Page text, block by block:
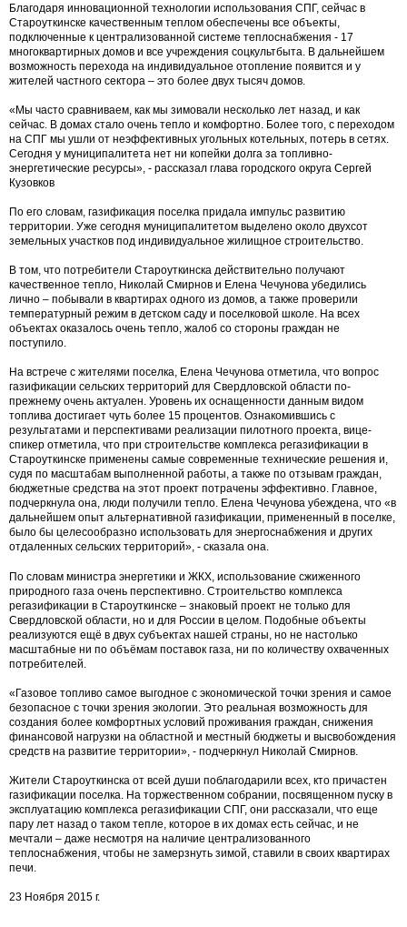
Благодаря инновационной технологии использования СПГ, сейчас в
Староуткинске качественным теплом обеспечены все объекты,
подключенные к централизованной системе теплоснабжения - 17
многоквартирных домов и все учреждения соцкультбыта. В дальнейшем
возможность перехода на индивидуальное отопление появится и у
жителей частного сектора – это более двух тысяч домов.
«Мы часто сравниваем, как мы зимовали несколько лет назад, и как
сейчас. В домах стало очень тепло и комфортно. Более того, с переходом
на СПГ мы ушли от неэффективных угольных котельных, потерь в сетях.
Сегодня у муниципалитета нет ни копейки долга за топливно-
энергетические ресурсы», - рассказал глава городского округа Сергей
Кузовков
По его словам, газификация поселка придала импульс развитию
территории. Уже сегодня муниципалитетом выделено около двухсот
земельных участков под индивидуальное жилищное строительство.
В том, что потребители Староуткинска действительно получают
качественное тепло, Николай Смирнов и Елена Чечунова убедились
лично – побывали в квартирах одного из домов, а также проверили
температурный режим в детском саду и поселковой школе. На всех
объектах оказалось очень тепло, жалоб со стороны граждан не
поступило.
На встрече с жителями поселка, Елена Чечунова отметила, что вопрос
газификации сельских территорий для Свердловской области по-
прежнему очень актуален. Уровень их оснащенности данным видом
топлива достигает чуть более 15 процентов. Ознакомившись с
результатами и перспективами реализации пилотного проекта, вице-
спикер отметила, что при строительстве комплекса регазификации в
Староуткинске применены самые современные технические решения и,
судя по масштабам выполненной работы, а также по отзывам граждан,
бюджетные средства на этот проект потрачены эффективно. Главное,
подчеркнула она, люди получили тепло. Елена Чечунова убеждена, что «в
дальнейшем опыт альтернативной газификации, примененный в поселке,
было бы целесообразно использовать для энергоснабжения и других
отдаленных сельских территорий», - сказала она.
По словам министра энергетики и ЖКХ, использование сжиженного
природного газа очень перспективно. Строительство комплекса
регазификации в Староуткинске – знаковый проект не только для
Свердловской области, но и для России в целом. Подобные объекты
реализуются ещё в двух субъектах нашей страны, но не настолько
масштабные ни по объёмам поставок газа, ни по количеству охваченных
потребителей.
«Газовое топливо самое выгодное с экономической точки зрения и самое
безопасное с точки зрения экологии. Это реальная возможность для
создания более комфортных условий проживания граждан, снижения
финансовой нагрузки на областной и местный бюджеты и высвобождения
средств на развитие территории», - подчеркнул Николай Смирнов.
Жители Староуткинска от всей души поблагодарили всех, кто причастен
газификации поселка. На торжественном собрании, посвященном пуску в
эксплуатацию комплекса регазификации СПГ, они рассказали, что еще
пару лет назад о таком тепле, которое в их домах есть сейчас, и не
мечтали – даже несмотря на наличие централизованного
теплоснабжения, чтобы не замерзнуть зимой, ставили в своих квартирах
печи.
23 Ноября 2015 г.